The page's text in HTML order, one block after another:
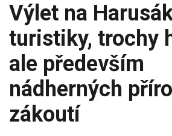
Výlet na
turistiky, trochy
ale především
nádherných
zákoutí